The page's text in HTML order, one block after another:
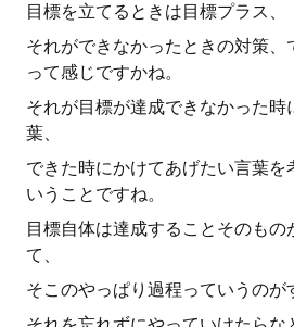
目標を立てるときは目標プラス、
それができなかったときの対策
って感じですかね。
それが目標が達成できなかった時
葉、
できた時にかけてあげたい言葉を
いうことですね。
目標自体は達成することそのもの
て、
そこのやっぱり過程っていうのが